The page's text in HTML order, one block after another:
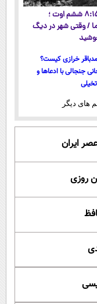
ساعت ۸:۱۵ ششم اوت ؛
/ وقتی شهر در دیگ
خرازی کیست؟
جنجالی با ادعاها و
های دیگر
ایران